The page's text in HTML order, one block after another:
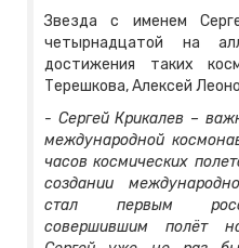
Звезда с именем
четырнадцатой на
достижения таких
Терешкова, Алексей
- Сергей Крикалев –
международной
часов космических
создании
стал первым
совершившим полёт